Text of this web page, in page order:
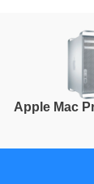
Apple Mac